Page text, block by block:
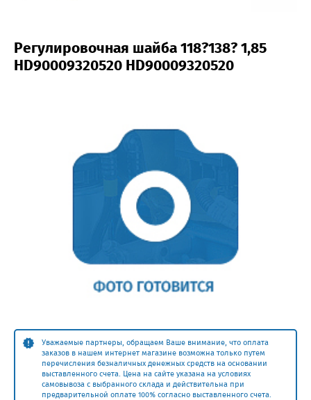
Регулировочная шайба 118?138? 1,85
HD90009320520 HD90009320520
Уважаемые партнеры, обращаем Ваше внимание, что оплата
заказов в нашем интернет магазине возможна только путем
перечисления безналичных денежных средств на основании
выставленного счета. Цена на сайте указана на условиях
самовывоза с выбранного склада и действительна при
предварительной оплате 100% согласно выставленного счета.